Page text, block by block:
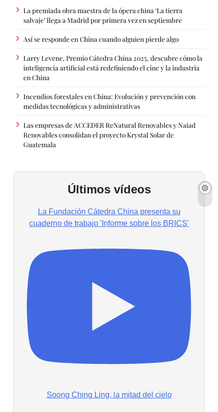
La premiada obra maestra de la ópera china ‘La tierra
salvaje’ llega a Madrid por primera vez en septiembre
Así se responde en China cuando alguien pierde algo
Larry Levene, Premio Cátedra China 2025, descubre cómo la
inteligencia artificial está redefiniendo el cine y la industria
en China
Incendios forestales en China: Evolución y prevención con
medidas tecnológicas y administrativas
Las empresas de ACCEDER ReNatural Renovables y Naiad
Renovables consolidan el proyecto Krystal Solar de
Guatemala
Últimos vídeos
La Fundación Cátedra China presenta su
cuaderno de trabajo 'Informe sobre los BRICS'
Soong Ching Ling, la mitad del cielo